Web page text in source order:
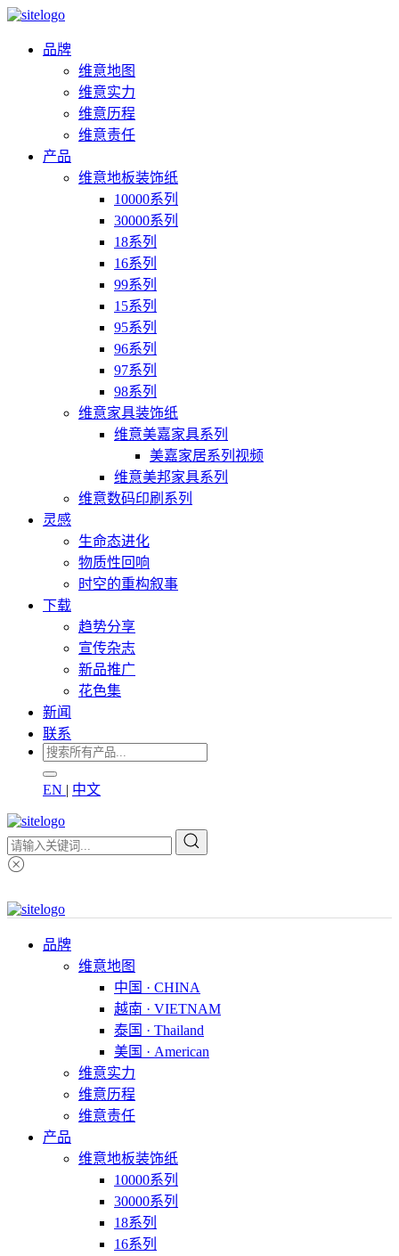
品牌
维意地图
维意实力
维意历程
维意责任
产品
维意地板装饰纸
10000系列
30000系列
18系列
16系列
99系列
15系列
95系列
96系列
97系列
98系列
维意家具装饰纸
维意美嘉家具系列
美嘉家居系列视频
维意美邦家具系列
维意数码印刷系列
灵感
生命态进化
物质性回响
时空的重构叙事
下载
趋势分享
宣传杂志
新品推广
花色集
新闻
联系
EN | 中文
品牌
维意地图
中国 · CHINA
越南 · VIETNAM
泰国 · Thailand
美国 · American
维意实力
维意历程
维意责任
产品
维意地板装饰纸
10000系列
30000系列
18系列
16系列